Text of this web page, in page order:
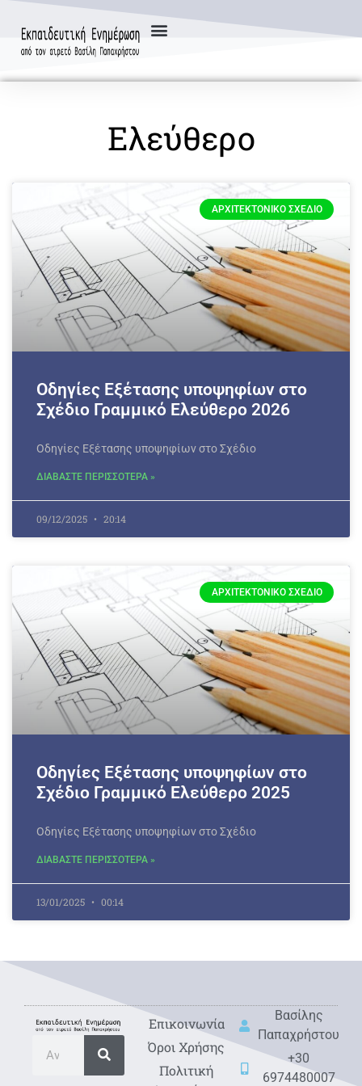
Ελεύθερο
ΑΡΧΙΤΕΚΤΟΝΙΚΌ ΣΧΈΔΙΟ
Οδηγίες Εξέτασης υποψηφίων στο
Σχέδιο Γραμμικό Ελεύθερο 2026
Οδηγίες Εξέτασης υποψηφίων στο Σχέδιο
ΔΙΑΒΑΣΤΕ ΠΕΡΙΣΣΟΤΕΡΑ »
09/12/2025 20:14
ΑΡΧΙΤΕΚΤΟΝΙΚΌ ΣΧΈΔΙΟ
Οδηγίες Εξέτασης υποψηφίων στο
Σχέδιο Γραμμικό Ελεύθερο 2025
Οδηγίες Εξέτασης υποψηφίων στο Σχέδιο
ΔΙΑΒΑΣΤΕ ΠΕΡΙΣΣΟΤΕΡΑ »
13/01/2025 00:14
Eπικοινωνία
Όροι Χρήσης
Πολιτική
Βασίλης
Παπαχρήστου
+30
6974480007